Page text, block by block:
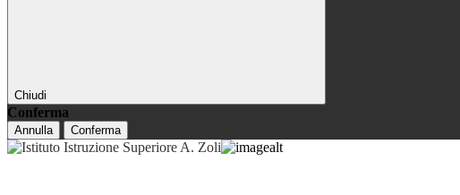
Chiudi
Conferma
Annulla Conferma